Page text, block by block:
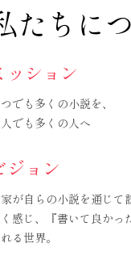
たちに
ッション
でも多くの小説を、
でも多くの人へ
ジョン
が自らの小説を通じて
感じ、『書いて良かっ
る世界。